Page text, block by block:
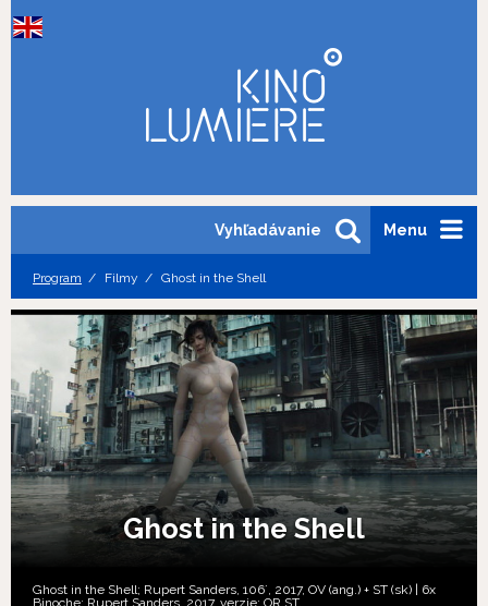
Menu
Vyhľadávanie
Program Filmy Ghost in the Shell
Ghost in the Shell
Ghost in the Shell; Rupert Sanders, 106´, 2017, OV (ang.) + ST (sk) | 6x
Binoche; Rupert Sanders, 2017, verzie: OR, ST,